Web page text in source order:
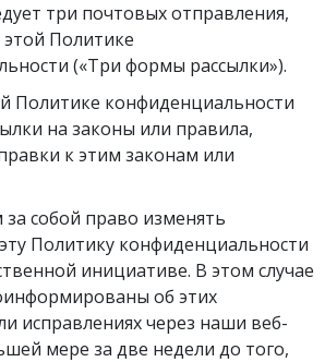
три почтовых отправления,
Политике
(«Три формы рассылки»).
Политике конфиденциальности
на законы или правила,
к этим законам или
собой право изменять
Политику конфиденциальности
инициативе. В этом случае
об этих
исправлениях через наши веб-
мере за две недели до того,